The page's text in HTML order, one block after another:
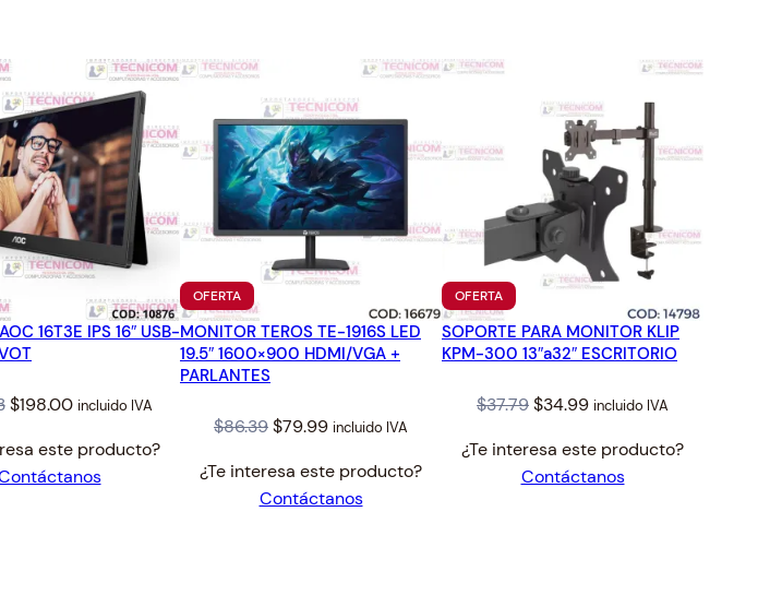
16T3E IPS 16″ USB-
Original
was:
$213.83.
$198.00Current
is:
$198.00.
incluido IVA
este producto?
OFERTAPRODUCTO
EN
OFERTA
MONITOR TEROS TE-1916S LED
19.5″ 1600×900 HDMI/VGA +
PARLANTES
$86.39Original
was:
$86.39.
$79.99Current
is:
$79.99.
incluido IVA
¿Te interesa este producto?
Contáctanos
OFERTAPRODUCTO
EN
OFERTA
SOPORTE PARA MONITOR KLIP
KPM-300 13″a32″ ESCRITORIO
$37.79Original
was:
$37.79.
$34.99Current
is:
$34.99.
incluido IVA
¿Te interesa este producto?
Contáctanos